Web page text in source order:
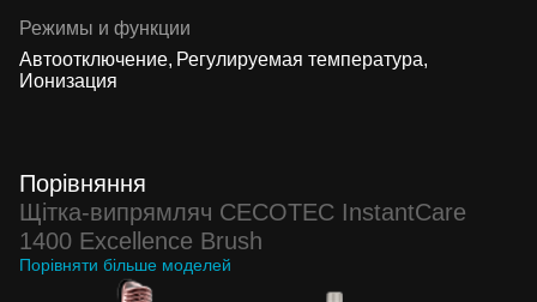
Режимы и функции
Автоотключение Регулируемая температура
Ионизация
Порівняння
Щітка-випрямляч CECOTEC InstantCare
1400 Excellence Brush
Порівняти більше моделей